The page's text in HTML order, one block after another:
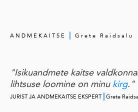
ANDMEKAITSE | Grete Raidsalu
"Isikuandmete kaitse
lihtsuse loomine on minu kirg."
JURIST JA ANDMEKAITSE EKSPERT | Grete